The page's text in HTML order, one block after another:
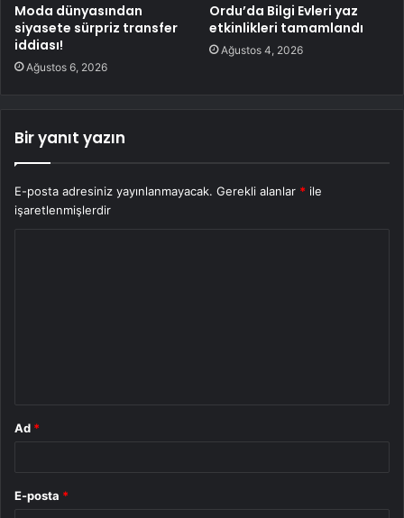
Moda dünyasından
siyasete sürpriz transfer
iddiası!
Ağustos 6, 2026
Ordu’da Bilgi Evleri yaz
etkinlikleri tamamlandı
Ağustos 4, 2026
Bir yanıt yazın
E-posta adresiniz yayınlanmayacak. Gerekli alanlar * ile
işaretlenmişlerdir
Ad *
E-posta *